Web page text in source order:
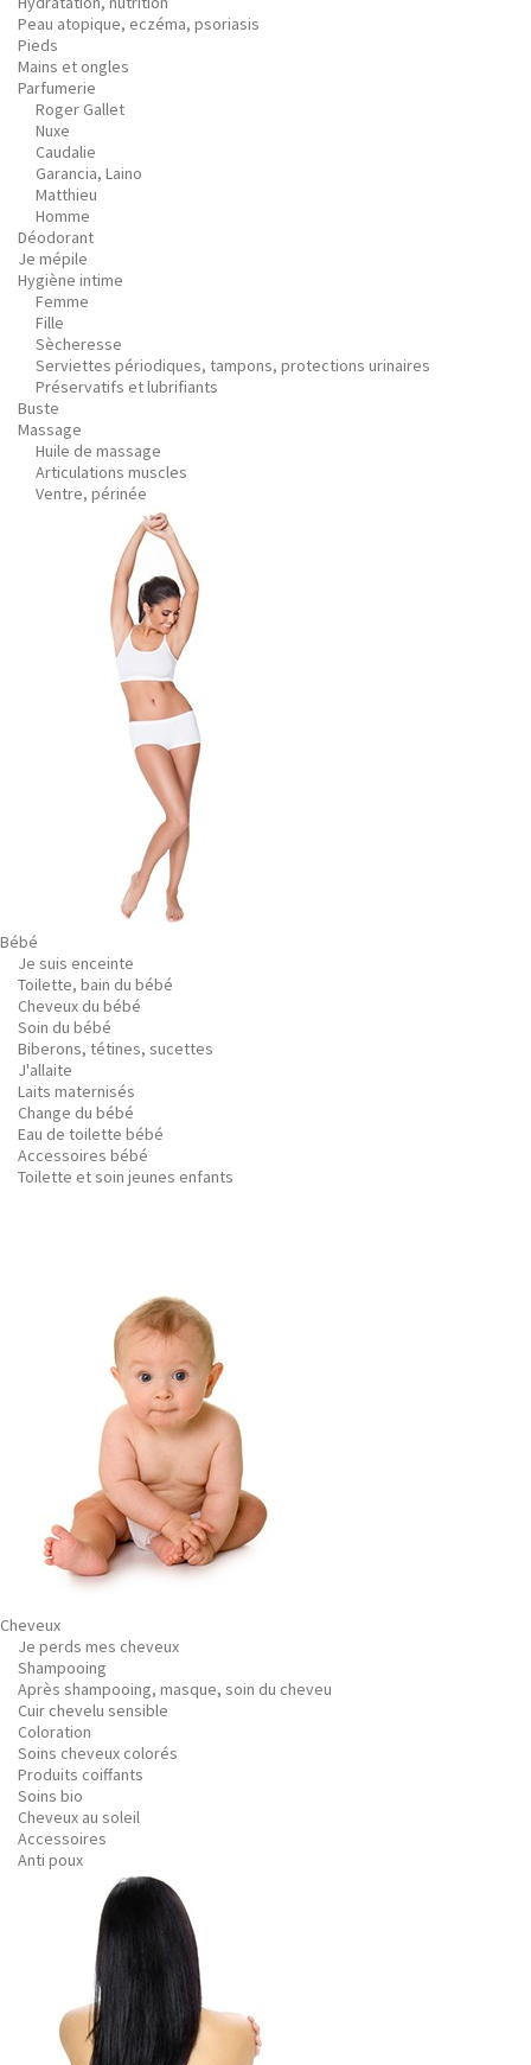
Peau atopique, eczéma, psoriasis
Pieds
Mains et ongles
Parfumerie
Roger Gallet
Nuxe
Caudalie
Garancia, Laino
Matthieu
Homme
Déodorant
Je mépile
Hygiène intime
Femme
Fille
Sècheresse
Serviettes périodiques, tampons, protections urinaires
Préservatifs et lubrifiants
Buste
Massage
Huile de massage
Articulations muscles
Ventre, périnée
Bébé
Je suis enceinte
Toilette, bain du bébé
Cheveux du bébé
Soin du bébé
Biberons, tétines, sucettes
J'allaite
Laits maternisés
Change du bébé
Eau de toilette bébé
Accessoires bébé
Toilette et soin jeunes enfants
Cheveux
Je perds mes cheveux
Shampooing
Après shampooing, masque, soin du cheveu
Cuir chevelu sensible
Coloration
Soins cheveux colorés
Produits coiffants
Soins bio
Cheveux au soleil
Accessoires
Anti poux